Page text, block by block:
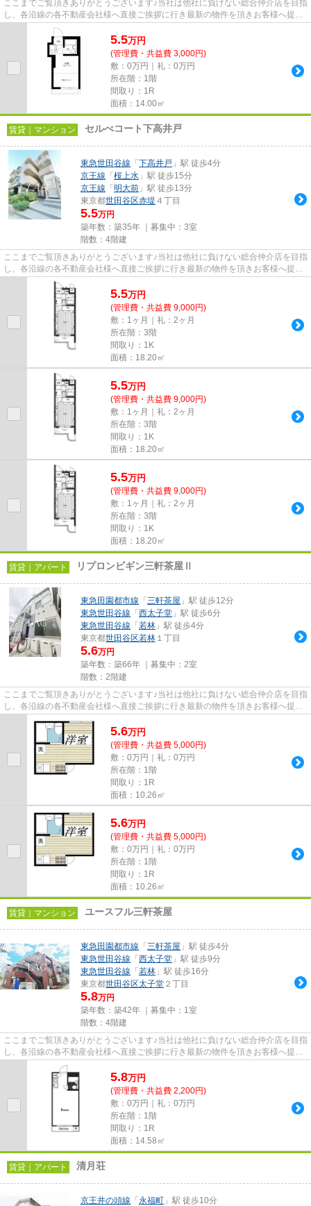
ここまでご覧頂きありがとうございます♪当社は他社に負けない総合仲介店を目指
し、各沿線の各不動産会社様へ直接ご挨拶に行き最新の物件を頂きお客様へ提供
しております！最新の情報は...
5.5万円
(管理費・共益費 3,000円)
敷：0万円｜礼：0万円
所在階：1階
間取り：1R
面積：14.00㎡
賃貸｜マンション セルべコート下高井戸
東急世田谷線 「 下高井戸 」駅 徒歩4分
京王線 「 桜上水 」駅 徒歩15分
京王線 「 明大前 」駅 徒歩13分
東京都世田谷区赤堤 ４丁目
5.5万円
築年数：築35年 ｜募集中： 3室
階数：4階建
ここまでご覧頂きありがとうございます♪当社は他社に負けない総合仲介店を目指
し、各沿線の各不動産会社様へ直接ご挨拶に行き最新の物件を頂きお客様へ提供
しております！最新の情報は...
5.5万円
(管理費・共益費 9,000円)
敷：1ヶ月｜礼：2ヶ月
所在階：3階
間取り：1K
面積：18.20㎡
5.5万円
(管理費・共益費 9,000円)
敷：1ヶ月｜礼：2ヶ月
所在階：3階
間取り：1K
面積：18.20㎡
5.5万円
(管理費・共益費 9,000円)
敷：1ヶ月｜礼：2ヶ月
所在階：3階
間取り：1K
面積：18.20㎡
賃貸｜アパート リプロンビギン三軒茶屋Ⅱ
東急田園都市線 「 三軒茶屋 」駅 徒歩12分
東急世田谷線 「 西太子堂 」駅 徒歩6分
東急世田谷線 「 若林 」駅 徒歩4分
東京都世田谷区若林 １丁目
5.6万円
築年数：築66年 ｜募集中： 2室
階数：2階建
ここまでご覧頂きありがとうございます♪当社は他社に負けない総合仲介店を目指
し、各沿線の各不動産会社様へ直接ご挨拶に行き最新の物件を頂きお客様へ提供
5.6万円
(管理費・共益費 5,000円)
敷：0万円｜礼：0万円
所在階：1階
間取り：1R
面積：10.26㎡
5.6万円
(管理費・共益費 5,000円)
敷：0万円｜礼：0万円
所在階：1階
間取り：1R
面積：10.26㎡
賃貸｜マンション ユースフル三軒茶屋
東急田園都市線 「 三軒茶屋 」駅 徒歩4分
東急世田谷線 「 西太子堂 」駅 徒歩9分
東急世田谷線 「 若林 」駅 徒歩16分
東京都世田谷区太子堂 ２丁目
5.8万円
築年数：築42年 ｜募集中： 1室
階数：4階建
ここまでご覧頂きありがとうございます♪当社は他社に負けない総合仲介店を目指
し、各沿線の各不動産会社様へ直接ご挨拶に行き最新の物件を頂きお客様へ提供
しております！最新の情報は...
5.8万円
(管理費・共益費 2,200円)
敷：0万円｜礼：0万円
所在階：1階
間取り：1R
面積：14.58㎡
賃貸｜アパート 清月荘
京王井の頭線 「 永福町 」駅 徒歩10分